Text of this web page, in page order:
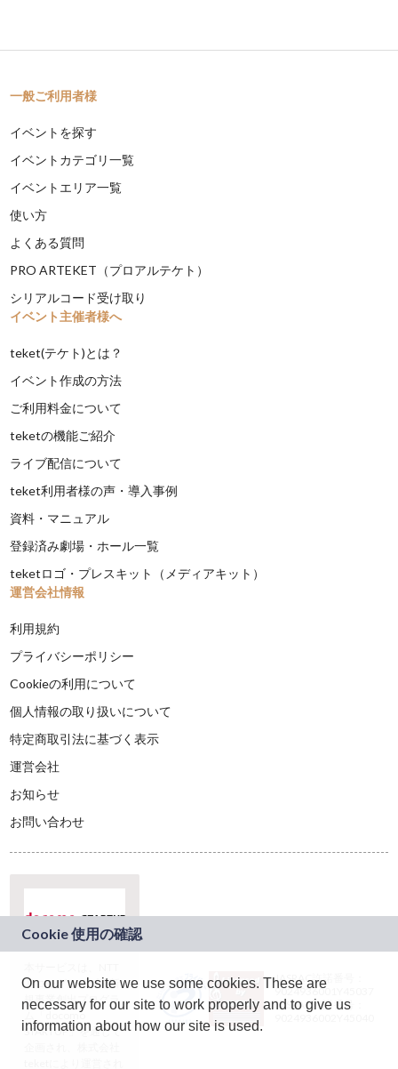
一般ご利用者様
イベントを探す
イベントカテゴリ一覧
イベントエリア一覧
使い方
よくある質問
PRO ARTEKET（プロアルテケト）
シリアルコード受け取り
イベント主催者様へ
teket(テケト)とは？
イベント作成の方法
ご利用料金について
teketの機能ご紹介
ライブ配信について
teket利用者様の声・導入事例
資料・マニュアル
登録済み劇場・ホール一覧
teketロゴ・プレスキット（メディアキット）
運営会社情報
利用規約
プライバシーポリシー
Cookieの利用について
個人情報の取り扱いについて
特定商取引法に基づく表示
運営会社
お知らせ
お問い合わせ
ドコモグループの新
規事業創出プログラ
ム「docomo
STARTUP」を通じて
JASRAC許諾番号：
9024936001Y45037
JASRAC許諾番号：
On our website we use some cookies. These are
necessary for our site to work properly and to give us
information about how our site is used.